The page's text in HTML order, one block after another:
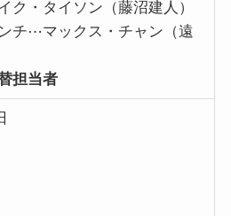
ク・タイソン（藤沼建人）
チ⋯マックス・チャン（遠
担当者